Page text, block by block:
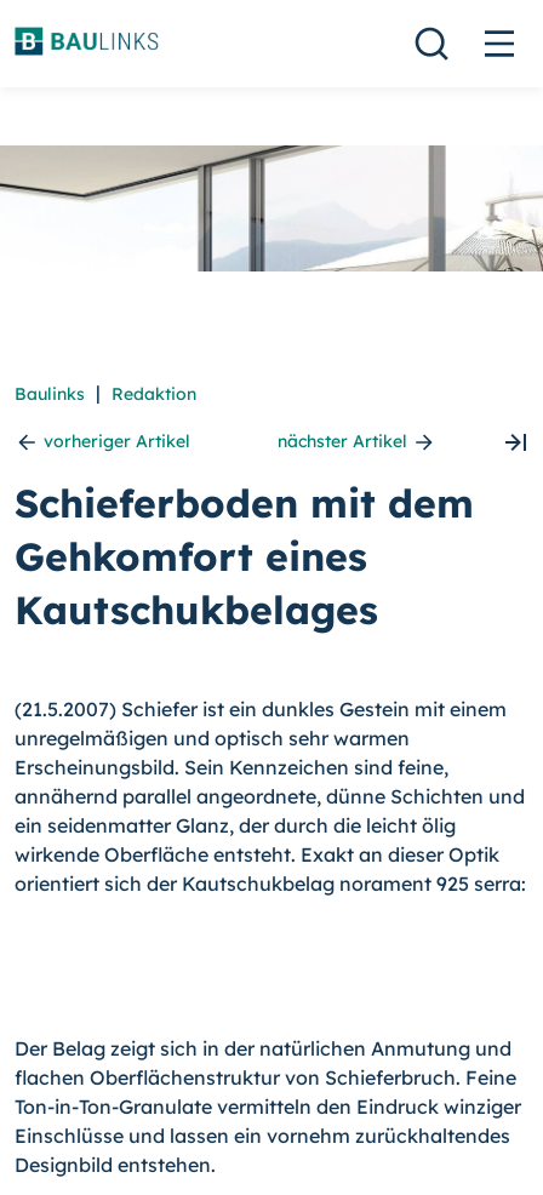
Baulinks | Redaktion
vorheriger Artikel nächster Artikel
Schieferboden mit dem
Gehkomfort eines
Kautschukbelages
(21.5.2007) Schiefer ist ein dunkles Gestein mit einem
unregelmäßigen und optisch sehr warmen
Erscheinungsbild. Sein Kennzeichen sind feine,
annähernd parallel angeordnete, dünne Schichten und
ein seidenmatter Glanz, der durch die leicht ölig
wirkende Oberfläche entsteht. Exakt an dieser Optik
orientiert sich der Kautschukbelag norament 925 serra:
Der Belag zeigt sich in der natürlichen Anmutung und
flachen Oberflächenstruktur von Schieferbruch. Feine
Ton-in-Ton-Granulate vermitteln den Eindruck winziger
Einschlüsse und lassen ein vornehm zurückhaltendes
Designbild entstehen.